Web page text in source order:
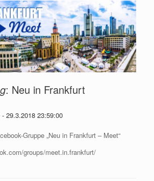
: Neu in Frankfurt
- 29.3.2018 23:59:00
Gruppe „Neu in Frankfurt – Meet“
groups/meet.in.frankfurt/